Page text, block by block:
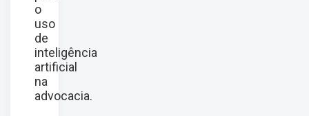
o
uso
de
inteligência
artificial
na
advocacia.